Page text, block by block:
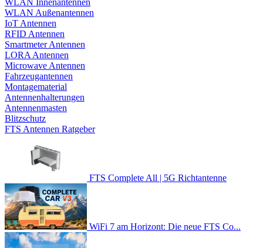
WLAN Innenantennen
WLAN Außenantennen
IoT Antennen
RFID Antennen
Smartmeter Antennen
LORA Antennen
Microwave Antennen
Fahrzeugantennen
Montagematerial
Antennenhalterungen
Antennenmasten
Blitzschutz
FTS Antennen Ratgeber
FTS Complete All | 5G Richtantenne
WiFi 7 am Horizont: Die neue FTS Co...